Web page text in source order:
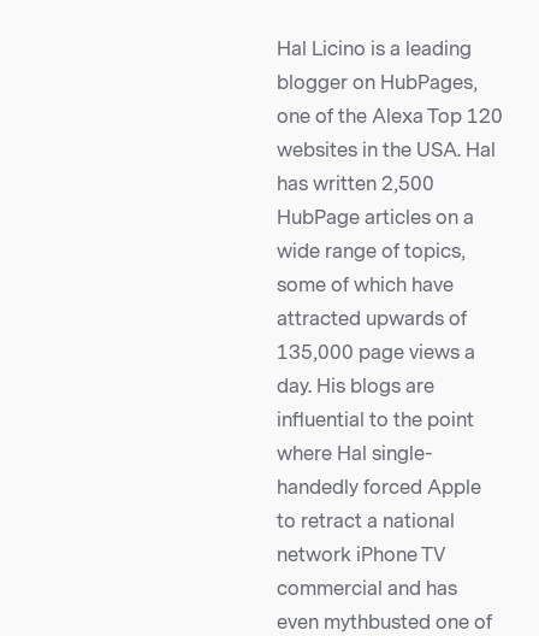
Hal Licino is a leading
blogger on HubPages,
one of the Alexa Top 120
websites in the USA. Hal
has written 2,500
HubPage articles on a
wide range of topics,
some of which have
attracted upwards of
135,000 page views a
day. His blogs are
influential to the point
where Hal single-
handedly forced Apple
to retract a national
network iPhone TV
commercial and has
even mythbusted one of